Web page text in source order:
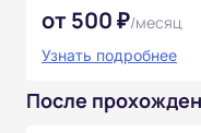
от 500 ₽/месяц
Узнать подробнее
После